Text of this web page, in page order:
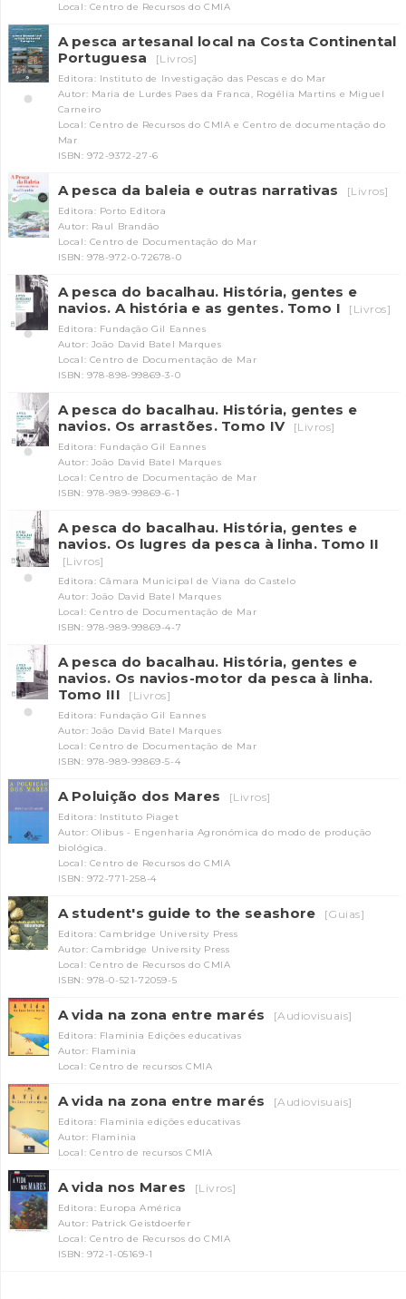
Local: Centro de Recursos do CMIA
A pesca artesanal local na Costa Continental
Portuguesa
[Livros]
Editora: Instituto de Investigação das Pescas e do Mar
Autor: Maria de Lurdes Paes da Franca, Rogélia Martins e Miguel
Carneiro
Local: Centro de Recursos do CMIA e Centro de documentação do
Mar
ISBN: 972-9372-27-6
A pesca da baleia e outras narrativas [Livros]
Editora: Porto Editora
Autor: Raul Brandão
Local: Centro de Documentação do Mar
ISBN: 978-972-0-72678-0
A pesca do bacalhau. História, gentes e
navios. A história e as gentes. Tomo I
[Livros]
Editora: Fundação Gil Eannes
Autor: João David Batel Marques
Local: Centro de Documentação de Mar
ISBN: 978-898-99869-3-0
A pesca do bacalhau. História, gentes e
navios. Os arrastões. Tomo IV
[Livros]
Editora: Fundação Gil Eannes
Autor: João David Batel Marques
Local: Centro de Documentação de Mar
ISBN: 978-989-99869-6-1
A pesca do bacalhau. História, gentes e
navios. Os lugres da pesca à linha. Tomo II
[Livros]
Editora: Câmara Municipal de Viana do Castelo
Autor: João David Batel Marques
Local: Centro de Documentação de Mar
ISBN: 978-989-99869-4-7
A pesca do bacalhau. História, gentes e
navios. Os navios-motor da pesca à linha.
Tomo III
[Livros]
Editora: Fundação Gil Eannes
Autor: João David Batel Marques
Local: Centro de Documentação de Mar
ISBN: 978-989-99869-5-4
A Poluição dos Mares [Livros]
Editora: Instituto Piaget
Autor: Olibus - Engenharia Agronómica do modo de produção
biológica.
Local: Centro de Recursos do CMIA
ISBN: 972-771-258-4
A student's guide to the seashore [Guias]
Editora: Cambridge University Press
Autor: Cambridge University Press
Local: Centro de Recursos do CMIA
ISBN: 978-0-521-72059-5
A vida na zona entre marés [Audiovisuais]
Editora: Flaminia Edições educativas
Autor: Flaminia
Local: Centro de recursos CMIA
A vida na zona entre marés [Audiovisuais]
Editora: Flaminia edições educativas
Autor: Flaminia
Local: Centro de recursos CMIA
A vida nos Mares [Livros]
Editora: Europa América
Autor: Patrick Geistdoerfer
Local: Centro de Recursos do CMIA
ISBN: 972-1-05169-1